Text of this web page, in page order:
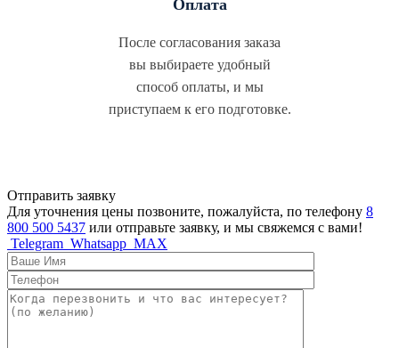
Оплата
После согласования заказа
вы выбираете удобный
способ оплаты, и мы
приступаем к его подготовке.
Отправить заявку
Для уточнения цены позвоните, пожалуйста, по телефону 8
800 500 5437 или отправьте заявку, и мы свяжемся с вами!
Telegram Whatsapp MAX